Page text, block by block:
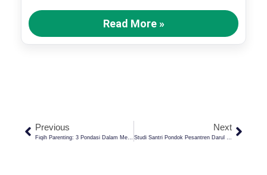
Read More »
Previous
Fiqih Parenting: 3 Pondasi Dalam Membangun Keluarga Maslahat
Next
Studi Santri Pondok Pesantren Darul Ma’arif Kaplongan Ke Kampus UIN Bandung: Peluang Beasiswa Dan Prospek Karier Bagi Santri